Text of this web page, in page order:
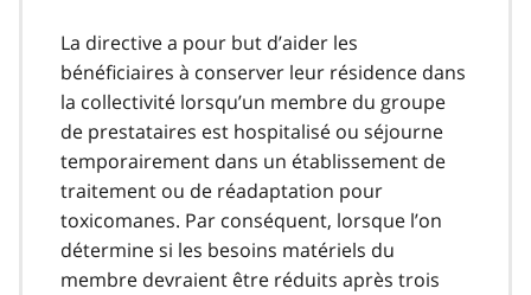
La directive a pour but d’aider les
bénéficiaires à conserver leur résidence dans
la collectivité lorsqu’un membre du groupe
de prestataires est hospitalisé ou séjourne
temporairement dans un établissement de
traitement ou de réadaptation pour
toxicomanes. Par conséquent, lorsque l’on
détermine si les besoins matériels du
membre devraient être réduits après trois